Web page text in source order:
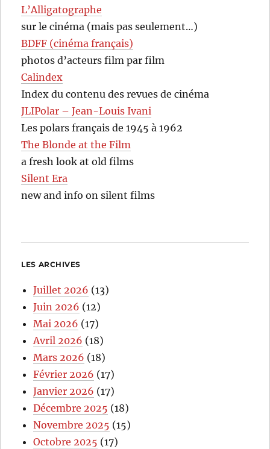
L’Alligatographe
sur le cinéma (mais pas seulement…)
BDFF (cinéma français)
photos d’acteurs film par film
Calindex
Index du contenu des revues de cinéma
JLIPolar – Jean-Louis Ivani
Les polars français de 1945 à 1962
The Blonde at the Film
a fresh look at old films
Silent Era
new and info on silent films
LES ARCHIVES
Juillet 2026 (13)
Juin 2026 (12)
Mai 2026 (17)
Avril 2026 (18)
Mars 2026 (18)
Février 2026 (17)
Janvier 2026 (17)
Décembre 2025 (18)
Novembre 2025 (15)
Octobre 2025 (17)